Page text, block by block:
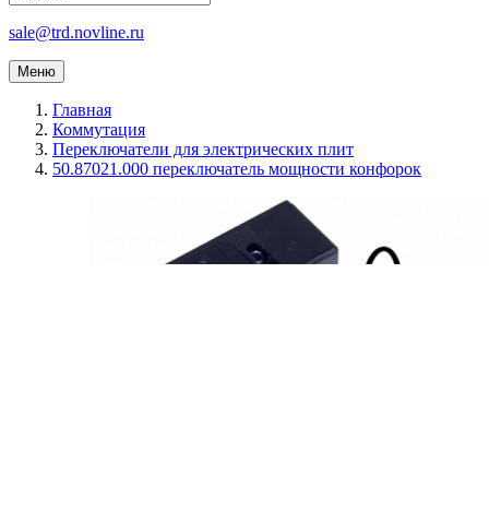
sale@trd.novline.ru
Меню
Главная
Коммутация
Переключатели для электрических плит
50.87021.000 переключатель мощности конфорок